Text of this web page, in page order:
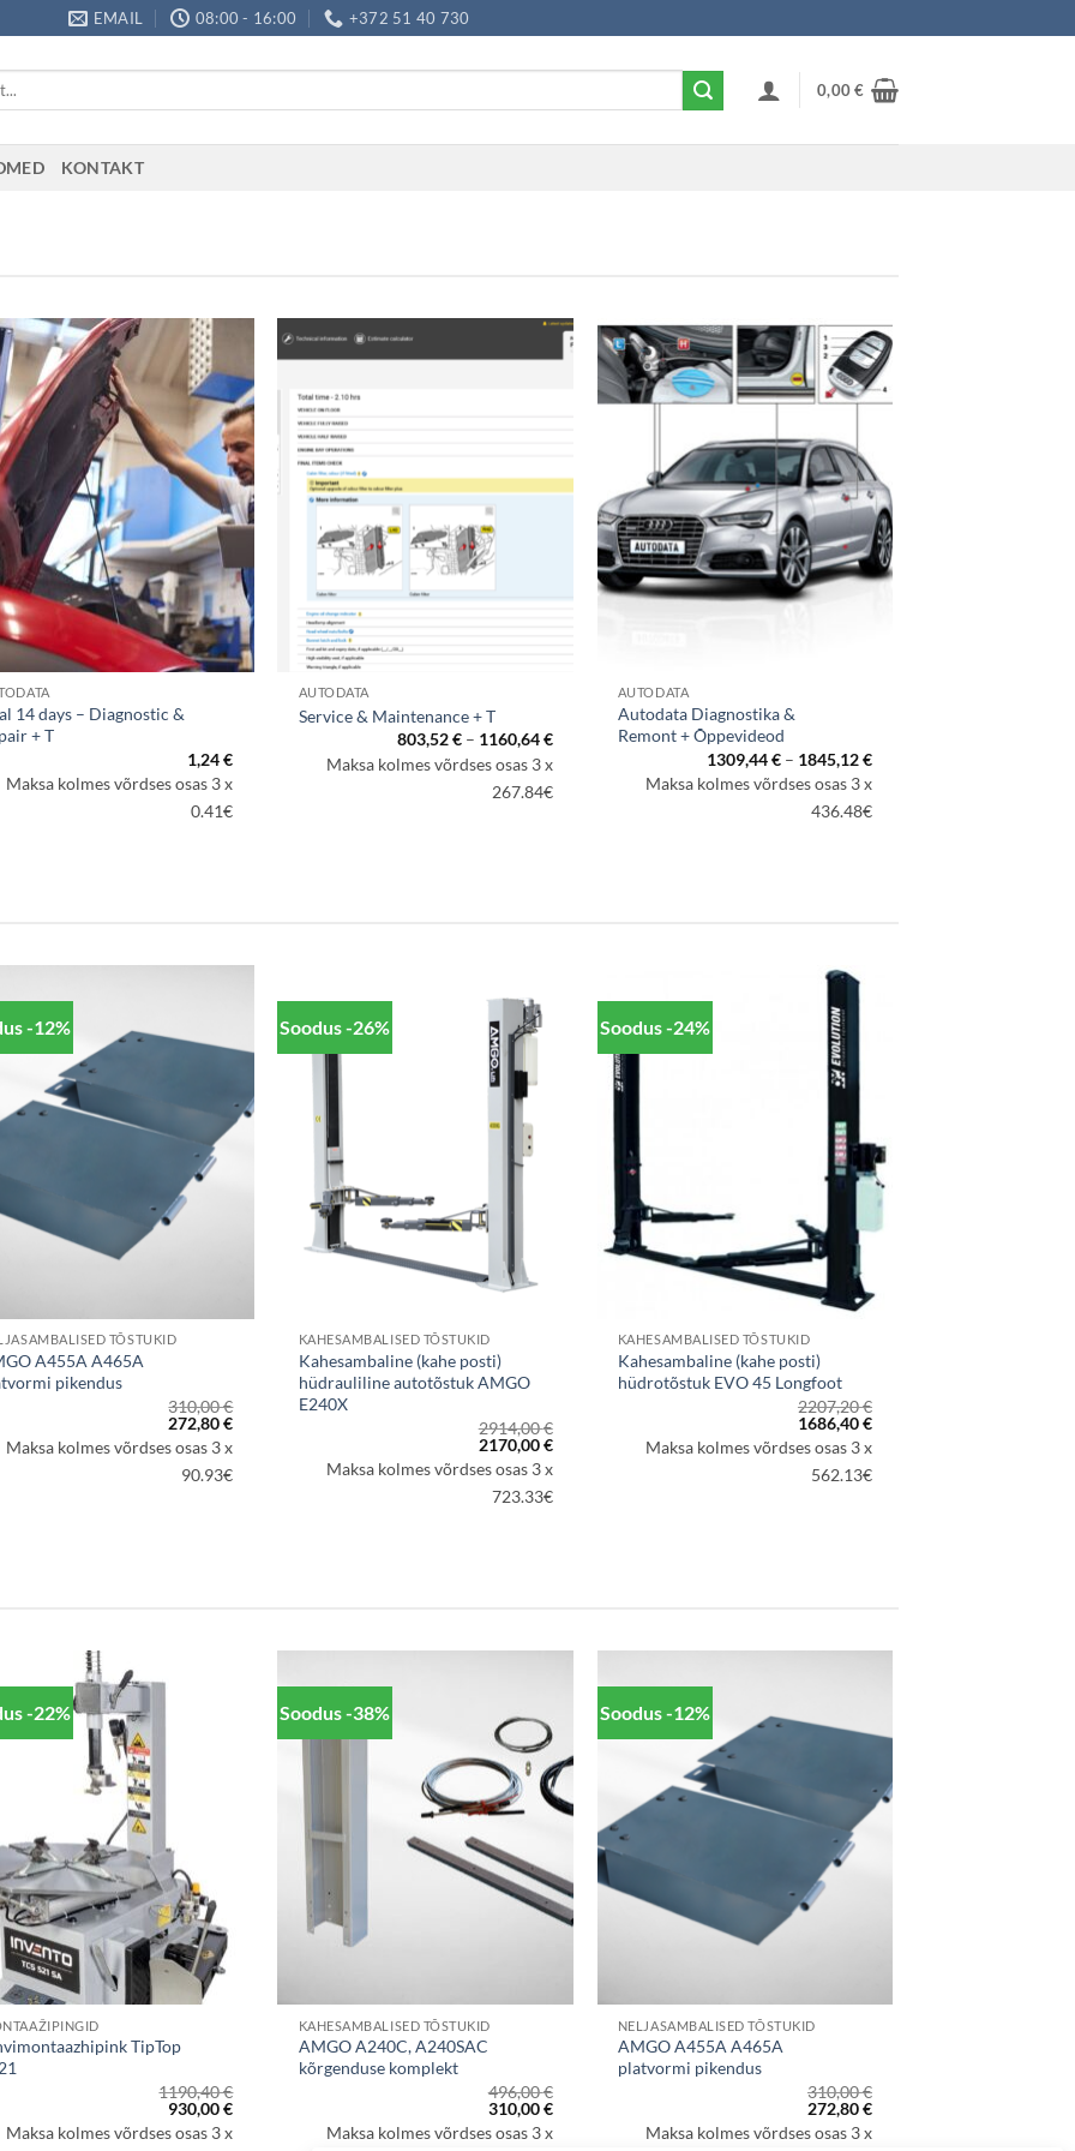
EMAIL 08:00 - 16:00 +372 51 40 730
0,00€
KONTAKT
14 days – Diagnostic &
+ T
1,24€
Maksa kolmes võrdses osas 3 x
0.41€
AUTODATA
Service & Maintenance + T
803,52€ – 1160,64€Hinnavahemik:
kuni
1160,64 €
Maksa kolmes võrdses osas 3 x
267.84€
AUTODATA
Autodata Diagnostika &
Remont + Õppevideod
1309,44€ – 1845,12€Hinnavahemik:
kuni
1845,12 €
Maksa kolmes võrdses osas 3 x
436.48€
-12%
TÕSTUKID
A455A A465A
pikendus
310,00€
Algne
hind
oli:
310,00 €.
272,80€Praegune
on:
272,80 €.
Maksa kolmes võrdses osas 3 x
90.93€
Soodus -26%
KAHESAMBALISED TÕSTUKID
Kahesambaline (kahe posti)
hüdrauliline autotõstuk AMGO
E240X
2914,00€
Algne
oli:
2914,00 €.
2170,00€Praegune
on:
2170,00 €.
Maksa kolmes võrdses osas 3 x
723.33€
Soodus -24%
KAHESAMBALISED TÕSTUKID
Kahesambaline (kahe posti)
hüdrotõstuk EVO 45 Longfoot
2207,20€
Algne
oli:
2207,20 €.
1686,40€Praegune
on:
1686,40 €.
Maksa kolmes võrdses osas 3 x
562.13€
-22%
TipTop
1190,40€
Algne
hind
oli:
930,00€Praegune
on:
Maksa kolmes võrdses osas 3 x
Soodus -38%
KAHESAMBALISED TÕSTUKID
AMGO A240C, A240SAC
kõrgenduse komplekt
496,00€
Algne
hind
oli:
310,00€Praegune
on:
Maksa kolmes võrdses osas 3 x
Soodus -12%
NELJASAMBALISED TÕSTUKID
AMGO A455A A465A
platvormi pikendus
310,00€
Algne
hind
oli:
272,80€Praegune
on:
Maksa kolmes võrdses osas 3 x